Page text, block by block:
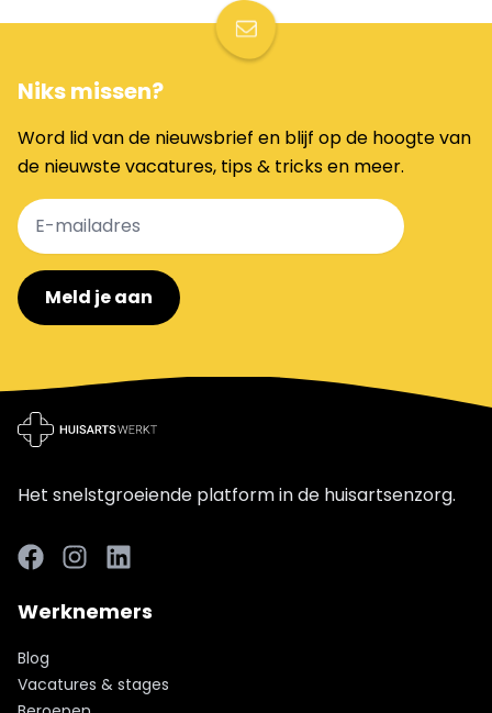
Niks missen?
Word lid van de nieuwsbrief en blijf op de hoogte van
de nieuwste vacatures, tips & tricks en meer.
Meld je aan
Het snelstgroeiende platform in de huisartsenzorg.
Facebook
LinkedInLinkedIn
Werknemers
Blog
Vacatures & stages